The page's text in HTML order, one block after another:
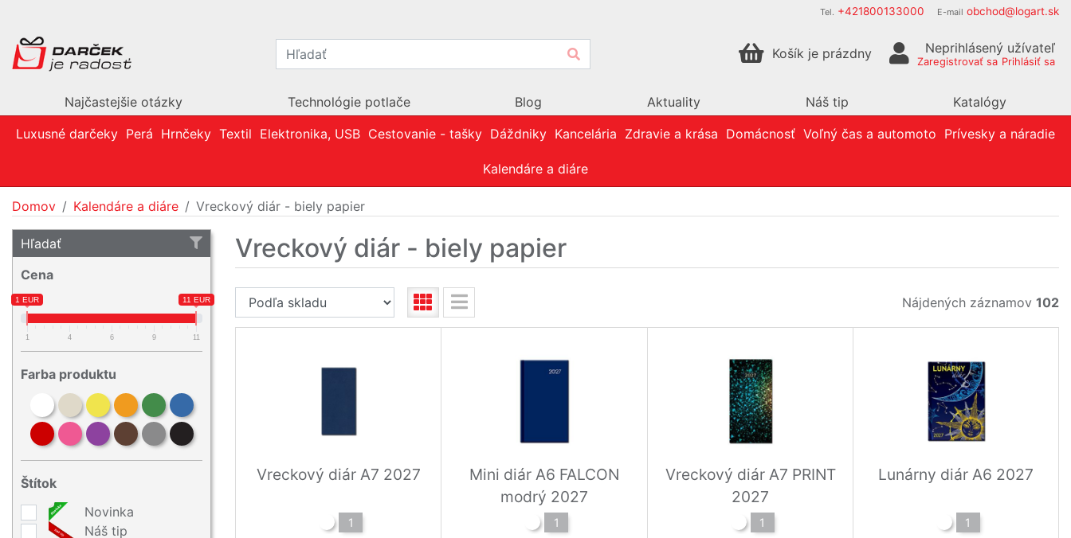
Tel. +421800133000 E-mail obchod@logart.sk
Košík je prázdny Neprihlásený užívateľ
Zaregistrovať sa Prihlásiť sa
Najčastejšie otázky Technológie potlače Blog Aktuality Náš tip
Katalógy
Luxusné darčeky Perá Hrnčeky Textil Elektronika, USB Cestovanie - tašky Dáždniky Kancelária Zdravie a krása Domácnosť Voľný čas a automoto Prívesky a náradie
Kalendáre a diáre
Domov Kalendáre a diáre Vreckový diár - biely papier
Hľadať
Cena
1 EUR 11 EUR
1 4 6 9 11
Farba produktu
Štítok
Novinka
Náš tip
Vreckový diár - biely papier
Nájdených záznamov 102
Vreckový diár A7 2027
1
Mini diár A6 FALCON
modrý 2027
1
Vreckový diár A7 PRINT
2027
1
Lunárny diár A6 2027
1